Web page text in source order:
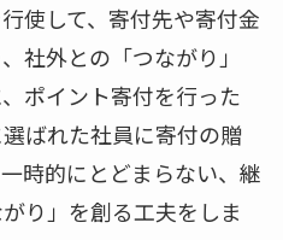
使して、寄付先や寄付金
社外との「つながり」
ポイント寄付を行った
ばれた社員に寄付の贈
時的にとどまらない、継
り」を創る工夫をしま